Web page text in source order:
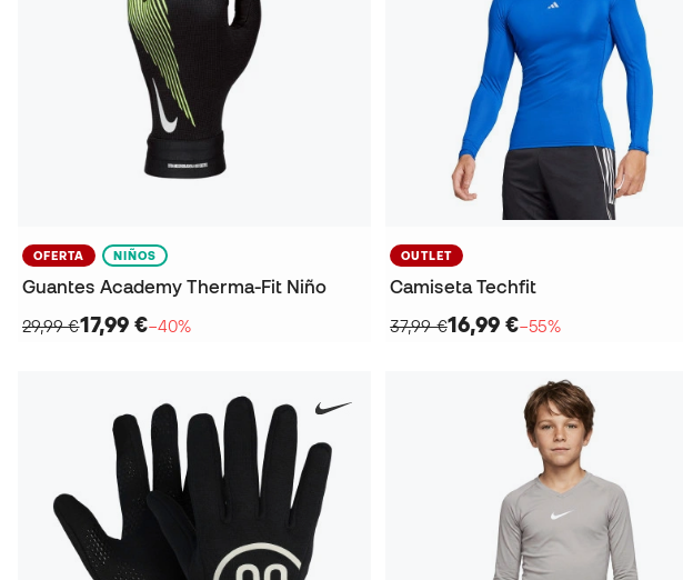
OFERTA NIÑOS
Guantes Academy Therma-Fit Niño
29,99 €17,99 €−40%
OUTLET
Camiseta Techfit
37,99 €16,99 €−55%